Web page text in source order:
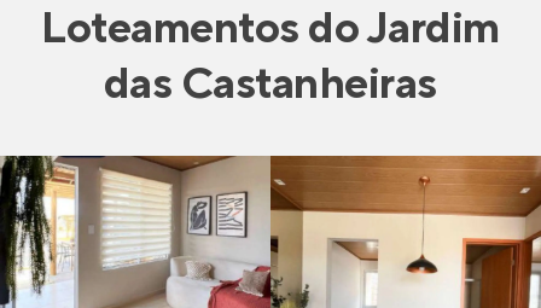
LoteamentosdoJardim
das Castanheiras